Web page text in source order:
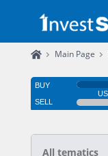
Main Page
All tematics